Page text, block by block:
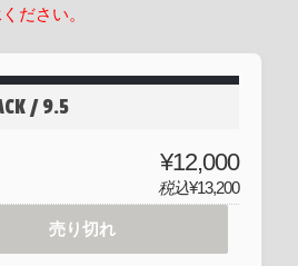
ださい。
/ 9.5
¥12,000
税込¥13,200
売り切れ